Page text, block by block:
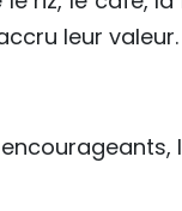
leur valeur.